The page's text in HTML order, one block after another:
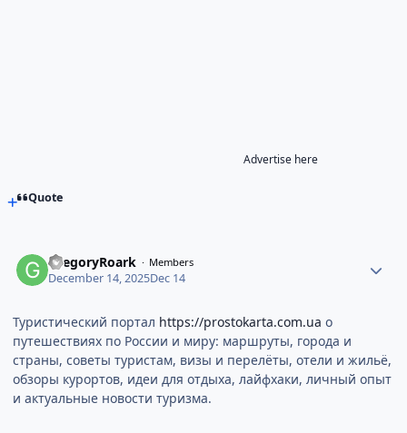
Advertise here
Quote
GregoryRoark Members
December 14, 2025Dec 14
Туристический портал https://prostokarta.com.ua о
путешествиях по России и миру: маршруты, города и
страны, советы туристам, визы и перелёты, отели и жильё,
обзоры курортов, идеи для отдыха, лайфхаки, личный опыт
и актуальные новости туризма.